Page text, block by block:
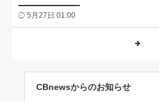
5月27日 01:00
CBnewsからのお知らせ